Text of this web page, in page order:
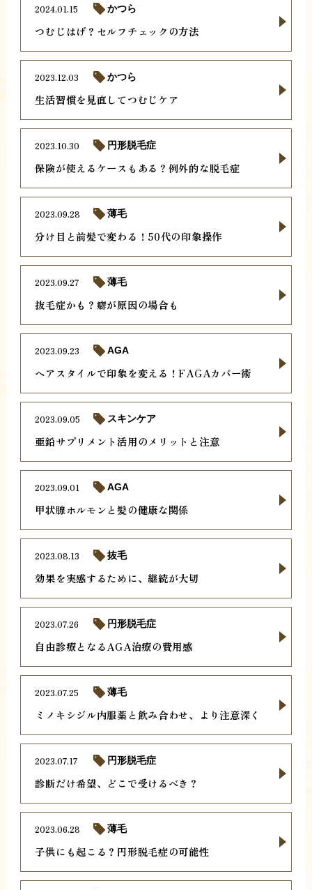
つむじはげ？セルフチェックの方法
2024.01.15 かつら
生活習慣を見直してつむじケア
2023.12.03 かつら
保険が使えるケースもある？例外的な脱毛症
2023.10.30 円形脱毛症
分け目と前髪で変わる！50代の印象操作
2023.09.28 薄毛
抜毛症かも？癖が原因の場合も
2023.09.27 薄毛
ヘアスタイルで印象を変える！FAGAカバー術
2023.09.23 AGA
亜鉛サプリメント活用のメリットと注意
2023.09.05 スキンケア
甲状腺ホルモンと髪の健康な関係
2023.09.01 AGA
効果を実感するために、継続が大切
2023.08.13 抜毛
自由診療となるAGA治療の費用感
2023.07.26 円形脱毛症
ミノキシジル内服薬と飲み合わせ、より注意深く
2023.07.25 薄毛
診断だけ希望、どこで受けるべき？
2023.07.17 円形脱毛症
子供にも起こる？円形脱毛症の可能性
2023.06.28 薄毛